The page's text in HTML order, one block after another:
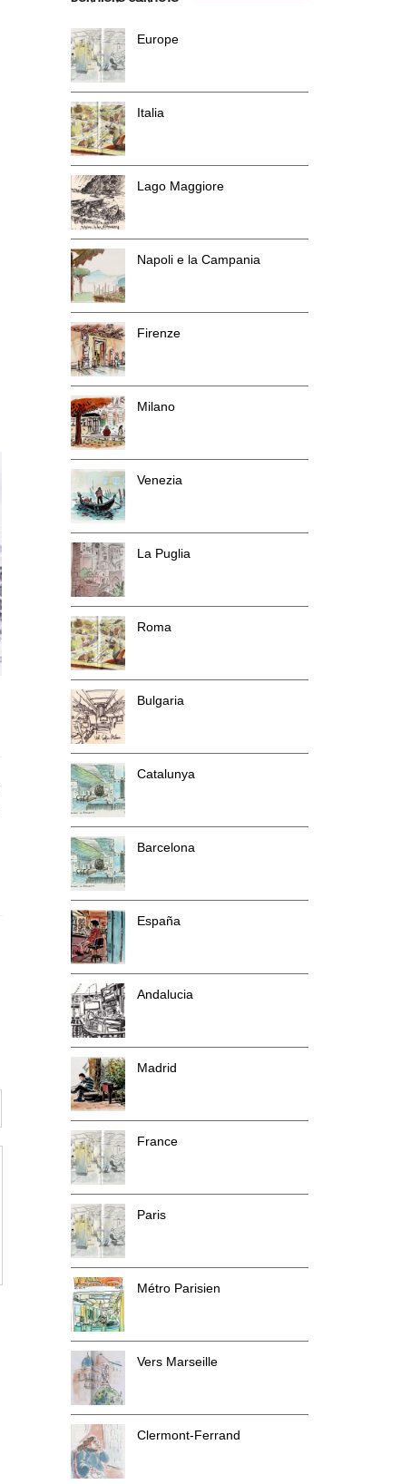
Europe
Italia
Lago Maggiore
Napoli e la Campania
Firenze
Milano
Venezia
La Puglia
Roma
Bulgaria
Catalunya
Barcelona
España
Andalucia
Madrid
France
Paris
Métro Parisien
Vers Marseille
Clermont-Ferrand